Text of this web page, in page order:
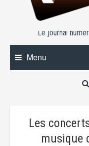
Le journal
Menu
Les
musique